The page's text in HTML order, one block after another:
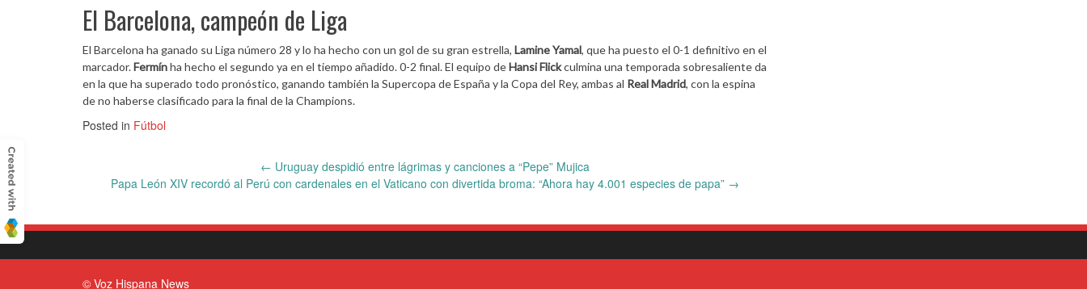
El Barcelona, campeón de Liga
El Barcelona ha ganado su Liga número 28 y lo ha hecho con un gol de su gran estrella, Lamine Yamal, que ha puesto el 0-1 definitivo en el
marcador.Fermínha hecho el segundo ya en el tiempo añadido. 0-2 final. El equipo deHansi Flickculmina una temporada sobresaliente da
en la que ha superado todo pronóstico, ganando también la Supercopa de España y la Copa del Rey, ambas al Real Madrid, con la espina
de no haberse clasificado para la final de la Champions.
Posted in Fútbol
Post
navigation
← Uruguay despidió entre lágrimas y canciones a “Pepe” Mujica
Papa León XIV recordó al Perú con cardenales en el Vaticano con divertida broma: “Ahora hay 4.001 especies de papa” →
© Voz Hispana News